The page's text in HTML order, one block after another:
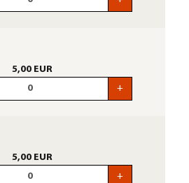
5,00 EUR
+
5,00 EUR
+